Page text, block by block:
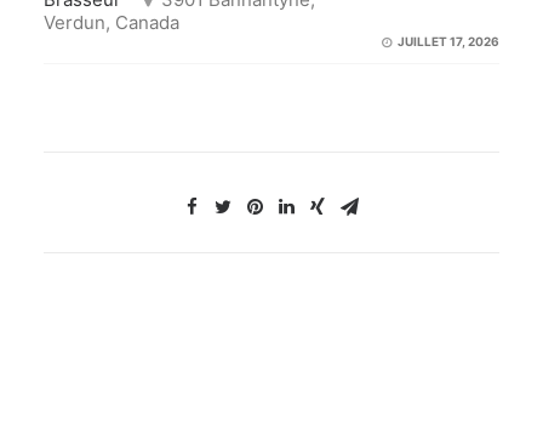
Verdun, Canada
JUILLET 17, 2026